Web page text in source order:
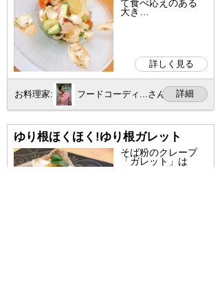
て食べ応えのある
大き…
詳しく見る
お料理家: フードコーディ...さん 詳細
ゆり根ほくほく!ゆり根ガレット
そば粉のクレープ
「ガレット」は